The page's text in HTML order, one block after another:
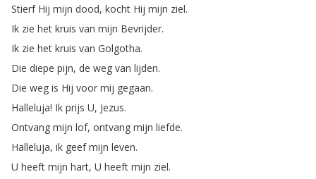
Stierf Hij mijn dood, kocht Hij mijn ziel.
Ik zie het kruis van mijn Bevrijder.
Ik zie het kruis van Golgotha.
Die diepe pijn, de weg van lijden.
Die weg is Hij voor mij gegaan.
Halleluja! Ik prijs U, Jezus.
Ontvang mijn lof, ontvang mijn liefde.
Halleluja, ik geef mijn leven.
U heeft mijn hart, U heeft mijn ziel.